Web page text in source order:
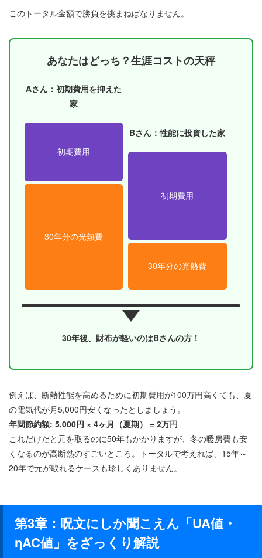
このトータル金額で勝負を挑まねばなりません。
あなたはどっち？生涯コストの天秤
Aさん：初期費用を抑えた
家
初期費用
30年分の光熱費
Bさん：性能に投資した家
初期費用
30年分の光熱費
30年後、財布が軽いのはBさんの方！
例えば、断熱性能を高めるために初期費用が100万円高くても、夏
の電気代が月5,000円安くなったとしましょう。
年間節約額: 5,000円 × 4ヶ月（夏期） = 2万円
これだけだと元を取るのに50年もかかりますが、冬の暖房費も安
くなるのが高断熱のすごいところ。トータルで考えれば、15年～
20年で元が取れるケースも珍しくありません。
第3章：呪文にしか聞こえん「UA値・
ηAC値」をざっくり解説